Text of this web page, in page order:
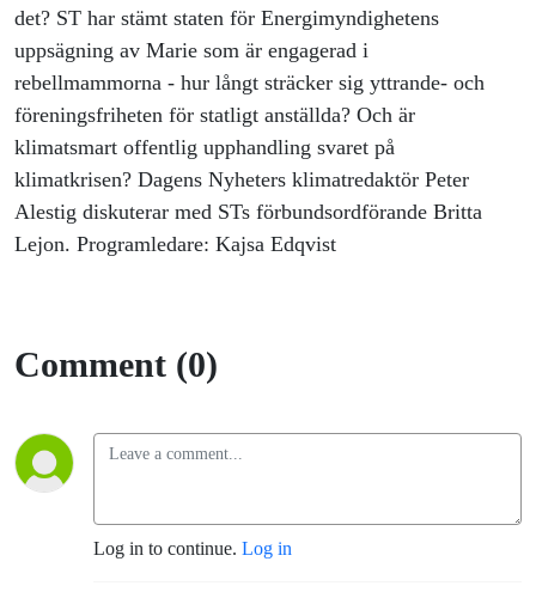
det? ST har stämt staten för Energimyndighetens
uppsägning av Marie som är engagerad i
rebellmammorna - hur långt sträcker sig yttrande- och
föreningsfriheten för statligt anställda? Och är
klimatsmart offentlig upphandling svaret på
klimatkrisen? Dagens Nyheters klimatredaktör Peter
Alestig diskuterar med STs förbundsordförande Britta
Lejon. Programledare: Kajsa Edqvist
Comment (0)
Log in to continue. Log in